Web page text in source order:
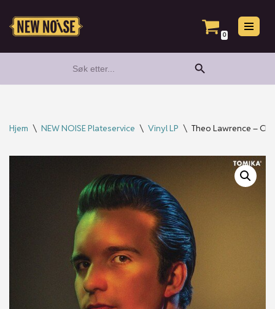
Hopp
0
for:
Search Button
Hjem \ NEW NOISE Plateservice \ Vinyl LP \ Theo Lawrence –